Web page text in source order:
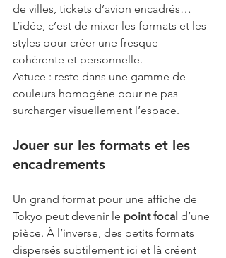
de villes, tickets d’avion encadrés…
L’idée, c’est de mixer les formats et les
styles pour créer une fresque
cohérente et personnelle.
Astuce : reste dans une gamme de
couleurs homogène pour ne pas
surcharger visuellement l’espace.
Jouer sur les formats et les
encadrements
Un grand format pour une affiche de
Tokyo peut devenir le point focal d’une
pièce. À l’inverse, des petits formats
dispersés subtilement ici et là créent